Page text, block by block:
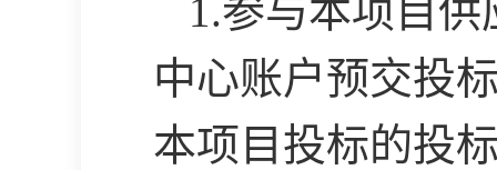
1.参与本项目
中心账户预交投
本项目投标的投